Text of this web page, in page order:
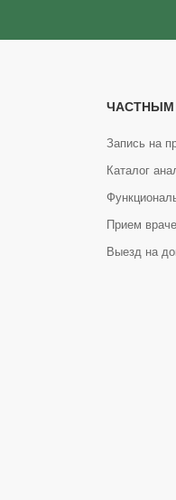
ЧАСТНЫМ
Запись на
Каталог
Прием
Выезд на